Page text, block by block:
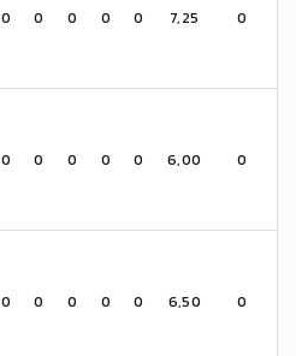
0 0 0 0 0 7,25 0
0 0 0 0 0 6,00 0
0 0 0 0 0 6,50 0